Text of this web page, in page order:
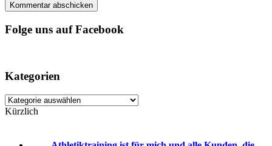
Folge uns auf Facebook
Kategorien
Kategorien
Kürzlich